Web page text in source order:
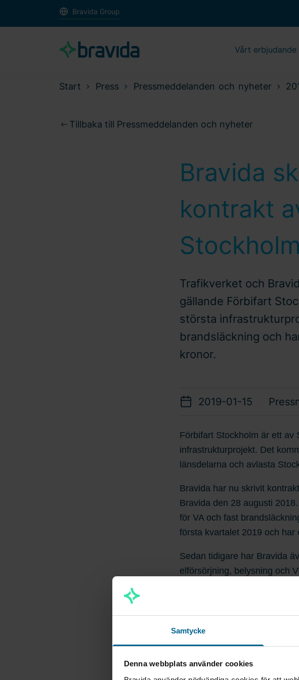
Samtycke
Denna webbplats använder cookies
Bravida Group
Vårt erbjudande
Start Press Pressmeddelanden och nyheter
Tillbaka till Pressmeddelanden och nyheter
Bravida
kontrakt
Stockholm
Trafikverket och
gällande Förbifart
största
brandsläckning och
kronor.
2019-01-15
Förbifart Stockholm är ett av
infrastrukturprojekt. Det
länsdelarna och avlasta
Bravida har nu skrivit
Bravida den 28 augusti
för VA och fast
första kvartalet 2019 och har
Sedan tidigare har Bravida
elförsörjning, belysning och
Stockholm bidrar till en
säger Bravidas vd och